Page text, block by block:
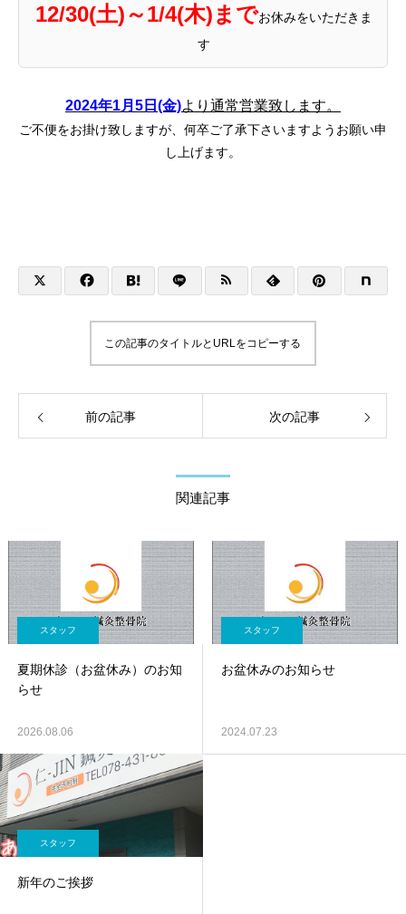
12/30(土)～1/4(木)までお休みをいただきま
す
2024年1月5日(金)より通常営業致します。
ご不便をお掛け致しますが、何卒ご了承下さいますようお願い申
し上げます。
この記事のタイトルとURLをコピーする
前の記事 次の記事
関連記事
スタッフ
夏期休診（お盆休み）のお知
らせ
2026.08.06
スタッフ
お盆休みのお知らせ
2024.07.23
スタッフ
新年のご挨拶